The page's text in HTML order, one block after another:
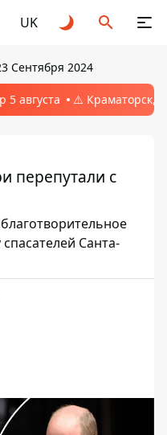
UK
Сентября 2024
5 августа ⚠️ Краматорск,
перепутали с
Санта-